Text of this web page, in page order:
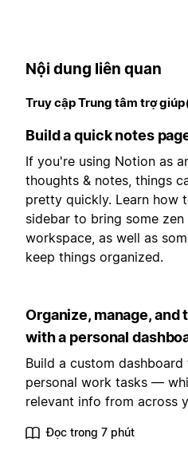
Nội dung liên quan
Truy cập Trung tâm trợ giúp
Build a quick notes
If you're using Notion as
thoughts & notes, things
pretty quickly. Learn how
sidebar to bring some
workspace, as well as
keep things organized.
Organize, manage,
with a personal
Build a custom
personal work tasks —
relevant info from across
Đọc trong 7 phút